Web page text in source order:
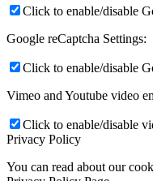
Click to enable/disable
Google reCaptcha Settings:
Click to enable/disable
Vimeo and Youtube video
Click to enable/disable
Privacy Policy
You can read about our